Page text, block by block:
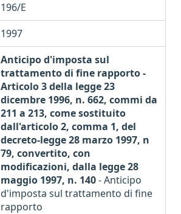
196/E
1997
Anticipo d'imposta sul
trattamento di fine rapporto -
Articolo 3 della legge 23
dicembre 1996, n. 662, commi da
211 a 213, come sostituito
dall'articolo 2, comma 1, del
decreto-legge 28 marzo 1997, n
79, convertito, con
modificazioni, dalla legge 28
maggio 1997, n. 140- Anticipo
d'imposta sul trattamento di fine
rapporto